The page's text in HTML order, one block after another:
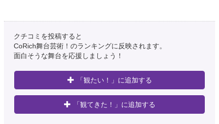
クチコミを投稿すると
CoRich舞台芸術！のランキングに反映されます。
面白そうな舞台を応援しましょう！
「観たい！」に追加する
「観てきた！」に追加する